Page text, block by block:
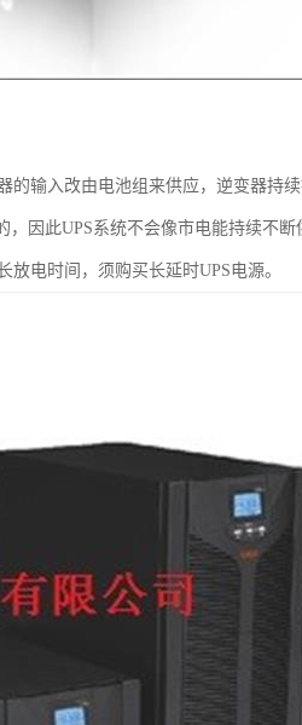
输入改由电池组来供应，逆变器持续
因此UPS系统不会像市电能持续不
电时间，须购买长延时UPS电源。